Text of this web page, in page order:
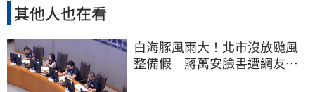
其他人也在看
白海豚風雨大！北市沒放颱風
整備假 蔣萬安臉書遭網友灌